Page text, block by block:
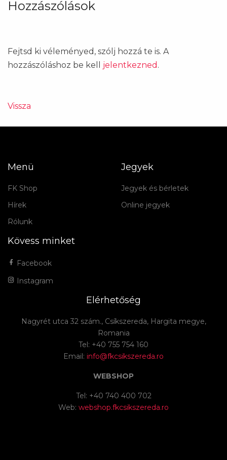
Hozzászólások
Fejtsd ki véleményed, szólj hozzá te is. A
hozzászóláshoz be kell jelentkezned .
Vissza
Menü
FK Shop
Hírek
Rólunk
Jegyek
Jegyek és bérletek
Online jegyek
Kövess minket
Facebook
Instagram
Elérhetőség
Nagyrét utca 32 szám., Csíkszereda, Hargita megye,
Romania
Tel: +40 755 754 160
Email: info@fkcsikszereda.ro
WEBSHOP
Tel: +40 740 400 702
Web: webshop.fkcsikszereda.ro